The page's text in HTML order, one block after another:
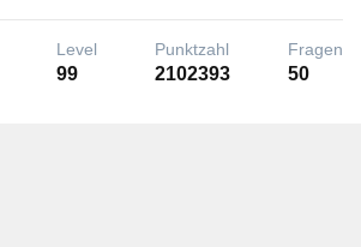
Level
99
Punktzahl
2102393
Fragen
50